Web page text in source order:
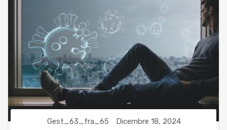
Gest_63_fra_65 Dicembre 18, 2024